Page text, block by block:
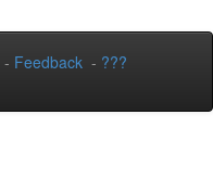
- Feedback - ???